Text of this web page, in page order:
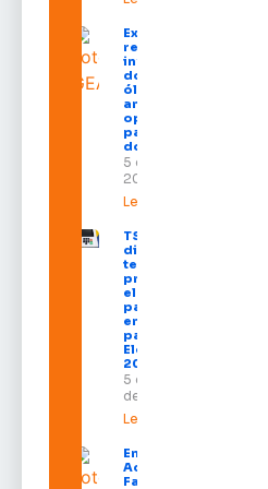
Expofeira 2026
reúne grandes
investidores
do setor de
óleo e gás e
amplia
oportunidades
para empresas
do Amapá
5 de agosto de
2026
Leia mais »
TSE define
divisão do
tempo de
propaganda
eleitoral e
participação
em debates
para as
Eleições
2026
5 de agosto
de 2026
Leia mais »
Emenda de
Acácio
Favacho